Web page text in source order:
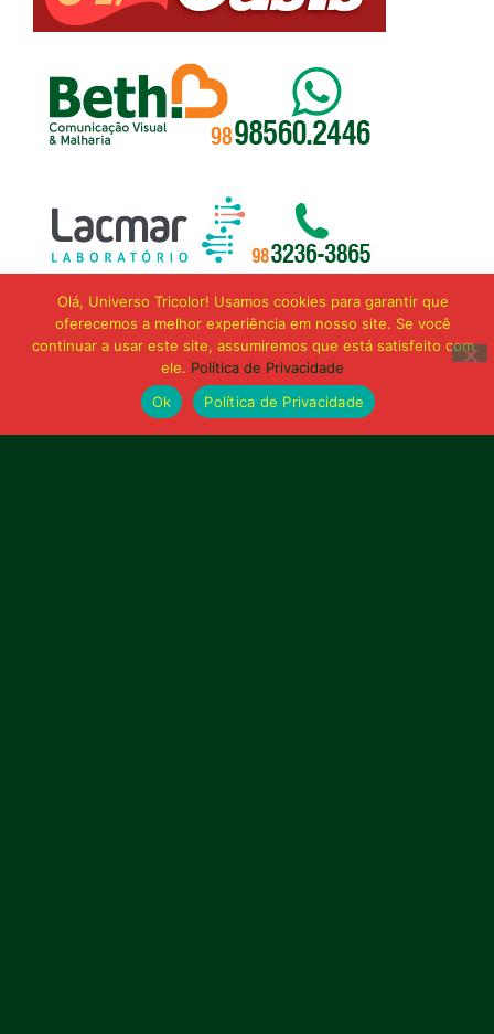
Olá, Universo Tricolor! Usamos cookies para garantir que
oferecemos a melhor experiência em nosso site. Se você
continuar a usar este site, assumiremos que está satisfeito com
ele. Política de Privacidade
Ok
Política de Privacidade